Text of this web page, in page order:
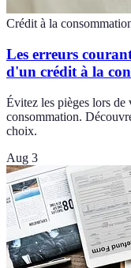
Crédit à la
Les erreurs
d'un crédit à la
Évitez les pièges lors de
consommation.
choix.
Aug 3